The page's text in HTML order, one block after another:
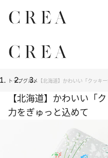
トップグルメ 【北海道】かわいい「クッキ
【北海道】かわいい「クッキー缶
力をぎゅっと込めて